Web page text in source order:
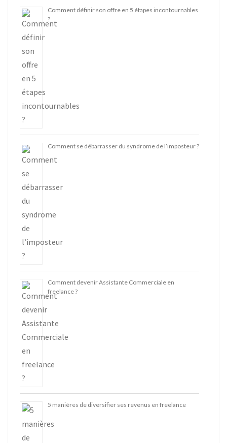
Comment définir son offre en 5 étapes incontournables
?
Comment se débarrasser du syndrome de l’imposteur ?
Comment devenir Assistante Commerciale en
freelance ?
5 manières de diversifier ses revenus en freelance